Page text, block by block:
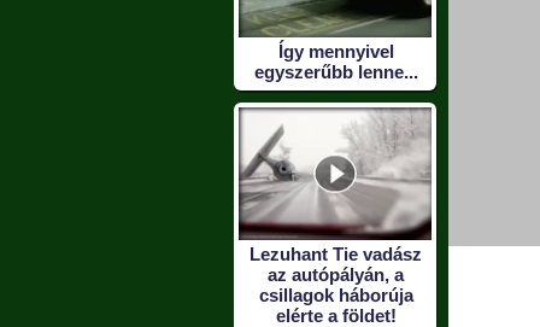
Így mennyivel
egyszerűbb lenne...
Lezuhant Tie vadász
az autópályán, a
csillagok háborúja
elérte a földet!